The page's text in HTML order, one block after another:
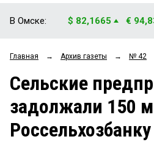
ОБЩЕСТВО
ЗАКОН
НОВОСТИ КОМПАНИЙ
В Омске: $ 82,1665 €
Главная → Архив газеты → № 42
Сельские
задолжали 150
Россельхозбанку